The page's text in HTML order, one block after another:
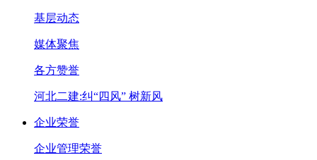
基层动态
媒体聚焦
各方赞誉
河北二建:纠“四风” 树新风
企业荣誉
企业管理荣誉